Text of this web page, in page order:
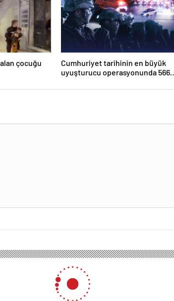
çocuğu
Cumhuriyet tarihinin en büyük
uyuşturucu operasyonunda 566